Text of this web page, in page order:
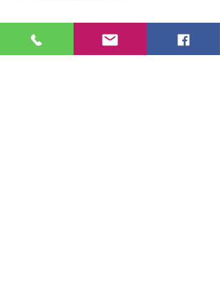
KONTAKTI